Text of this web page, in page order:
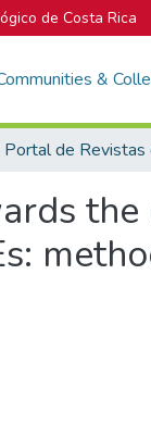
de Costa Rica
&